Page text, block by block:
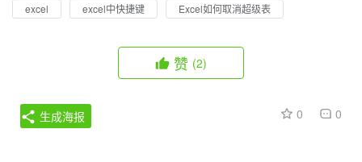
excel excel中快捷键 Excel如何取消超级表
赞 (2)
0 0
生成海报